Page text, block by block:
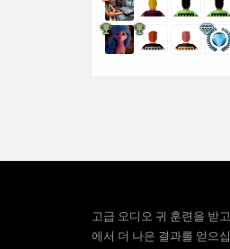
고급 오디오 귀 훈련을 받
에서 더 나은 결과를 얻으